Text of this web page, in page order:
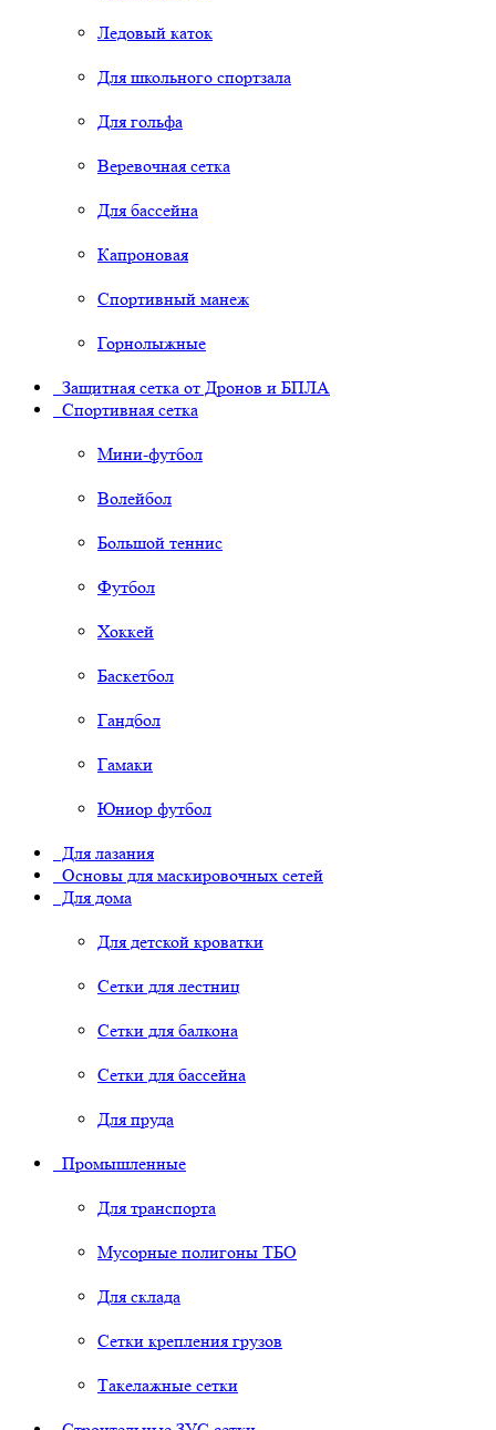
Ледовый каток
Для школьного спортзала
Для гольфа
Веревочная сетка
Для бассейна
Капроновая
Спортивный манеж
Горнолыжные
Защитная сетка от Дронов и БПЛА
Спортивная сетка
Мини-футбол
Волейбол
Большой теннис
Футбол
Хоккей
Баскетбол
Гандбол
Гамаки
Юниор футбол
Для лазания
Основы для маскировочных сетей
Для дома
Для детской кроватки
Сетки для лестниц
Сетки для балкона
Сетки для бассейна
Для пруда
Промышленные
Для транспорта
Мусорные полигоны ТБО
Для склада
Сетки крепления грузов
Такелажные сетки